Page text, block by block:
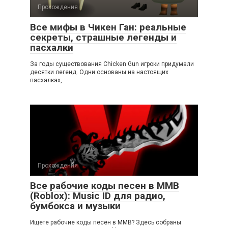
Прохождения
Все мифы в Чикен Ган: реальные
секреты, страшные легенды и
пасхалки
За годы существования Chicken Gun игроки придумали
десятки легенд. Одни основаны на настоящих
пасхалках,
Прохождения
Все рабочие коды песен в ММВ
(Roblox): Music ID для радио,
бумбокса и музыки
Ищете рабочие коды песен в ММВ? Здесь собраны